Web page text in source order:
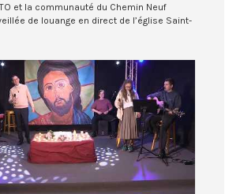
et la communauté du Chemin Neuf
de louange en direct de l’église Saint-